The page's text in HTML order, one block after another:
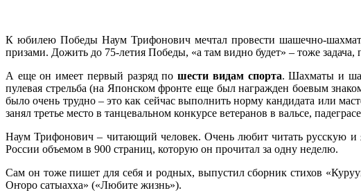
К юбилею Победы Наум Трифонович мечтал провести шашечно-
призами. Дожить до 75-летия Победы, «а там видно будет» – тоже
А еще он имеет первый разряд пошести видам спорта. Шахматы и
пулевая стрельба (на Японском фронте еще был награжден боевым
было очень трудно – это как сейчас выполнить норму кандидата или
занял третье место в танцевальном конкурсе ветеранов в вальсе,
Наум Трифонович – читающий человек. Очень любит читать русскую
России объемом в 900 страниц, которую он прочитал за одну неделю.
Сам он тоже пишет для себя и родных, выпустил сборник стихов
Оҥоро сатыахха» («Любите жизнь»).